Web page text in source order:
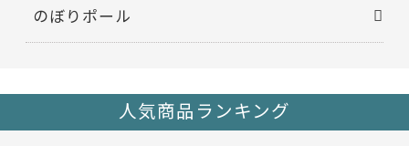
のぼりポール
人気商品ランキング